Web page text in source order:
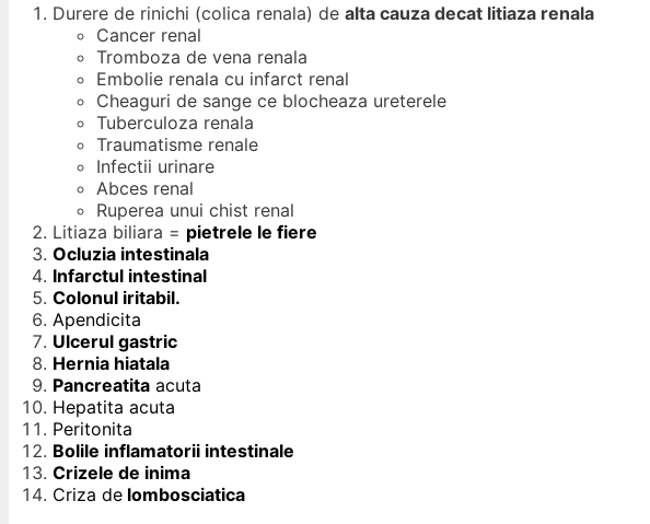
Durere de rinichi (colica renala) de alta cauza decat litiaza renala
Cancer renal
Tromboza de vena renala
Embolie renala cu infarct renal
Cheaguri de sange ce blocheaza ureterele
Tuberculoza renala
Traumatisme renale
Infectii urinare
Abces renal
Ruperea unui chist renal
Litiaza biliara = pietrele le fiere
Ocluzia intestinala
Infarctul intestinal
Colonul iritabil.
Apendicita
Ulcerul gastric
Hernia hiatala
Pancreatita acuta
Hepatita acuta
Peritonita
Bolile inflamatorii intestinale
Crizele de inima
Criza de lombosciatica